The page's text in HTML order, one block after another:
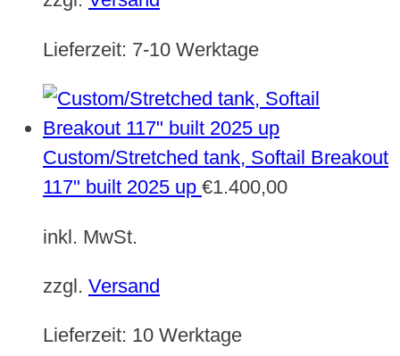
Lieferzeit: 7-10 Werktage
Custom/Stretched tank, Softail Breakout
117" built 2025 up €1.400,00
inkl. MwSt.
zzgl. Versand
Lieferzeit: 10 Werktage